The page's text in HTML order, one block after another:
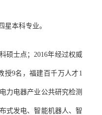
本科专业。
硕士点；2016年经过权威
授9名，福建百千万人才1
力电器产业公共研究检测
式发电、智能机器人、智